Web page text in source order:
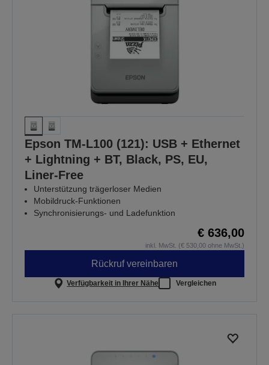
Epson TM-L100 (121): USB + Ethernet
+ Lightning + BT, Black, PS, EU,
Liner-Free
Unterstützung trägerloser Medien
Mobildruck-Funktionen
Synchronisierungs- und Ladefunktion
€ 636,00
inkl. MwSt. (€ 530,00 ohne MwSt.)
Rückruf vereinbaren
Verfügbarkeit in Ihrer Nähe Vergleichen